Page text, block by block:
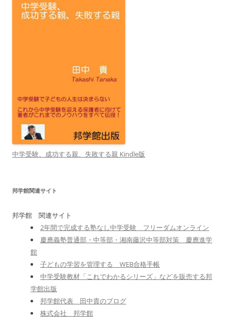
中学受験、成功する親、失敗する親 Kindle版
邦学館関連サイト
邦学館 関連サイト
2年間で完成する塾なし中学受験 フリーダムオンライン
慶應義塾普通部・中等部・湘南藤沢中等部対策 慶應進学
館
子どもの学習を管理する WEB合格手帳
中学受験教材「これでわかるシリーズ」などを販売する邦
学館出版
邦学館代表 田中貴のブログ
株式会社 邦学館